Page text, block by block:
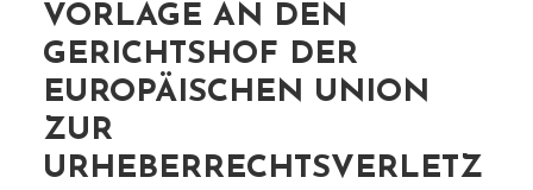
VORLAGE AN DEN
GERICHTSHOF DER
EUROPÄISCHEN UNION
ZUR
URHEBERRECHTSVERLETZ